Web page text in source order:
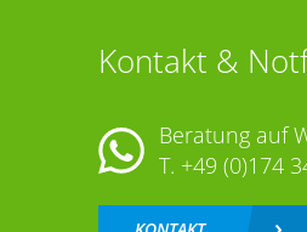
Kontakt &
Beratung auf
T. +49 (0)174